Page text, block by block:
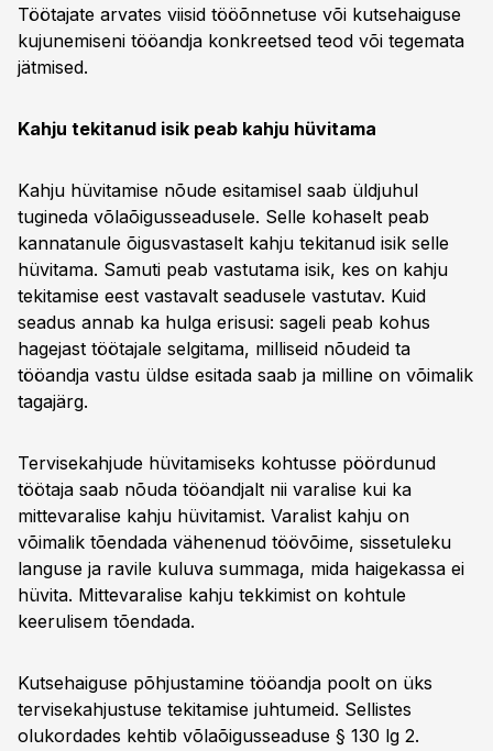
Töötajate arvates viisid tööõnnetuse või kutsehaiguse
kujunemiseni tööandja konkreetsed teod või tegemata
jätmised.
Kahju tekitanud isik peab kahju hüvitama
Kahju hüvitamise nõude esitamisel saab üldjuhul
tugineda võlaõigusseadusele. Selle kohaselt peab
kannatanule õigusvastaselt kahju tekitanud isik selle
hüvitama. Samuti peab vastutama isik, kes on kahju
tekitamise eest vastavalt seadusele vastutav. Kuid
seadus annab ka hulga erisusi: sageli peab kohus
hagejast töötajale selgitama, milliseid nõudeid ta
tööandja vastu üldse esitada saab ja milline on võimalik
tagajärg.
Tervisekahjude hüvitamiseks kohtusse pöördunud
töötaja saab nõuda tööandjalt nii varalise kui ka
mittevaralise kahju hüvitamist. Varalist kahju on
võimalik tõendada vähenenud töövõime, sissetuleku
languse ja ravile kuluva summaga, mida haigekassa ei
hüvita. Mittevaralise kahju tekkimist on kohtule
keerulisem tõendada.
Kutsehaiguse põhjustamine tööandja poolt on üks
tervisekahjustuse tekitamise juhtumeid. Sellistes
olukordades kehtib võlaõigusseaduse § 130 lg 2.